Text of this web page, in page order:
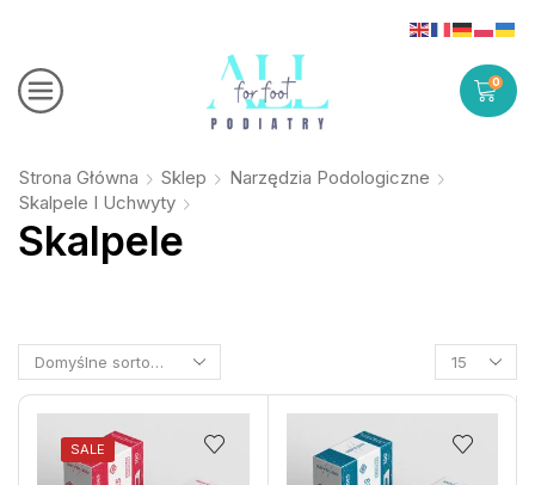
0
Strona Główna Sklep
Narzędzia Podologiczne
Skalpele I Uchwyty
Skalpele
SALE